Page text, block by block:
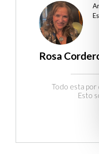
Rosa
Todo esta por
Esto